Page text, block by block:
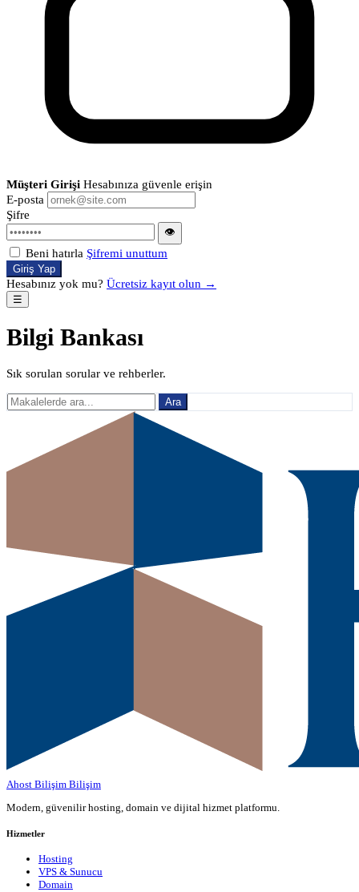
Müşteri Girişi Hesabınıza güvenle erişin
E-posta
Şifre
👁
Beni hatırla Şifremi unuttum
Giriş Yap
Hesabınız yok mu? Ücretsiz kayıt olun →
☰
Bilgi Bankası
Sık sorulan sorular ve rehberler.
Ara
Ahost Bilişim Bilişim
Modern, güvenilir hosting, domain ve dijital hizmet platformu.
Hizmetler
Hosting
VPS & Sunucu
Domain